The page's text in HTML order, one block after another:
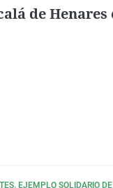
de Henares
EJEMPLO SOLIDARIO